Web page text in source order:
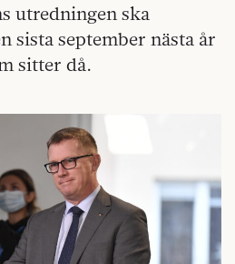
utredningen ska
sista september nästa år
sitter då.